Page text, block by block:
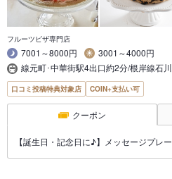
フルーツピザ専門店
7001～8000円
3001～4000円
線元町･中華街駅4出口約2分/根岸線石
口コミ投稿特典対象店 COIN+支払い可
クーポン
【誕生日・記念日に♪】メッセージプレ